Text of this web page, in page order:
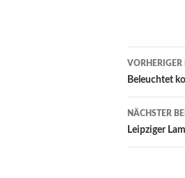
VORHERIGER
Beleuchtet
NÄCHSTER
Leipziger